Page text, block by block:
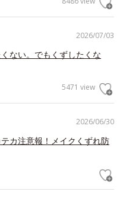
2026/07/03
ない。でもくずしたくな
5471 view
2026/06/30
テカ注意報！メイクくずれ防